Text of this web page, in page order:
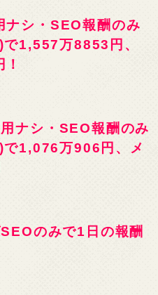
シ・SEO報酬のみ
1,557万8853円、
ナシ・SEO報酬のみ
1,076万906円、メ
のみで1日の報酬